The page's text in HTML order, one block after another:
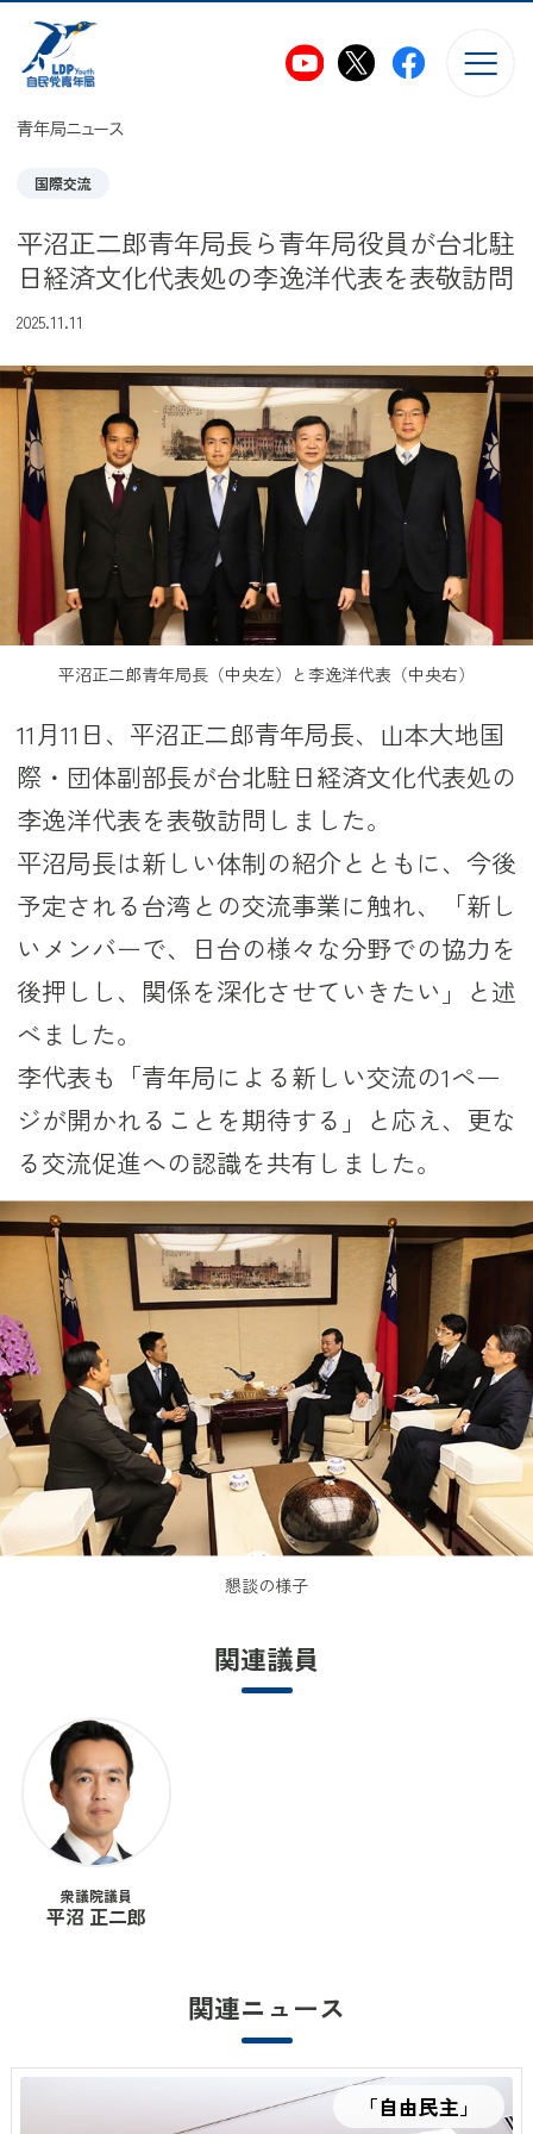
このページの本文へ移動
青年局ニュース
国際交流
平沼正二郎青年局長ら青年局役員が台北駐
日経済文化代表処の李逸洋代表を表敬訪問
2025.11.11
平沼正二郎青年局長（中央左）と李逸洋代表（中央右）
11月11日、平沼正二郎青年局長、山本大地国
際・団体副部長が台北駐日経済文化代表処の
李逸洋代表を表敬訪問しました。
平沼局長は新しい体制の紹介とともに、今後
予定される台湾との交流事業に触れ、「新し
いメンバーで、日台の様々な分野での協力を
後押しし、関係を深化させていきたい」と述
べました。
李代表も「青年局による新しい交流の1ペー
ジが開かれることを期待する」と応え、更な
る交流促進への認識を共有しました。
懇談の様子
関連議員
衆議院議員
平沼 正二郎
関連ニュース
「自由民主」